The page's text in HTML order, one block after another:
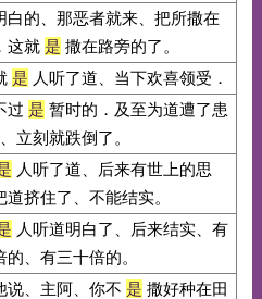
白的、那恶者就来、把所撒在
这就 是 撒在路旁的了。
是 人听了道、当下欢喜领受．
过 是 暂时的．及至为道遭了患
立刻就跌倒了。
人听了道、后来有世上的思
挤住了、不能结实。
人听道明白了、后来结实、有
、有三十倍的。
说、主阿、你不 是 撒好种在田